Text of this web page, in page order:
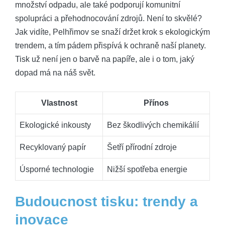
množství odpadu, ale také⁢ podporují ‍komunitní
spolupráci a přehodnocování zdrojů. Není⁢ to skvělé? ​
Jak vidíte, Pelhřimov se snaží držet krok s⁤ ekologickým
trendem, a ⁣tím pádem ‍přispívá k ochraně ⁢naší planety.
Tisk‌ už není jen o barvě‌ na papíře, ale i o tom, jaký
dopad má na náš svět.
Vlastnost Přínos
Ekologické inkousty Bez ‌škodlivých chemikálií
Recyklovaný papír Šetří přírodní zdroje
Úsporné technologie Nižší spotřeba energie
Budoucnost‌ tisku: trendy a
inovace